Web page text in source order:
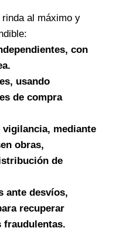
rinda al máximo y
con
usando
de compra
vigilancia, mediante
obras,
de
ante desvíos,
recuperar
fraudulentas.